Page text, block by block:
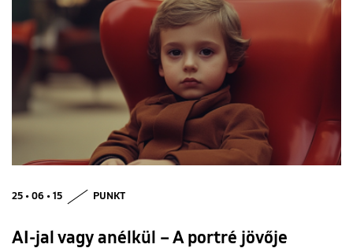
25 • 06 • 15 PUNKT
AI-jal vagy anélkül – A portré jövője